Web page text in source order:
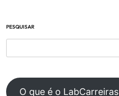
PESQUISAR
O que é o LabCarreiras